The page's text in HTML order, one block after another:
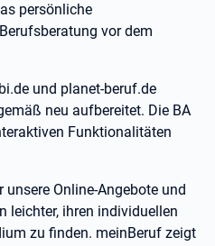
persönliche
vor dem
und planet-beruf.de
neu aufbereitet. Die BA
Funktionalitäten
unsere Online-Angebote und
leichter, ihren individuellen
zu finden. meinBeruf zeigt